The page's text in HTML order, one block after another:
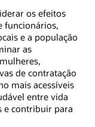
os efeitos
funcionários,
e a população
as
de contratação
mais acessíveis
entre vida
e contribuir para